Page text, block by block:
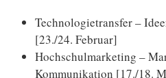
Technologietransfer –
[23./24. Februar]
Hochschulmarketing –
Kommunikation [17./18.